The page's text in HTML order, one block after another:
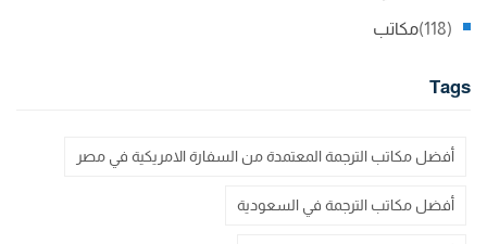
مكاتب (118)
Tags
أفضل مكاتب الترجمة المعتمدة من السفارة الامريكية في مصر
أفضل مكاتب الترجمة في السعودية